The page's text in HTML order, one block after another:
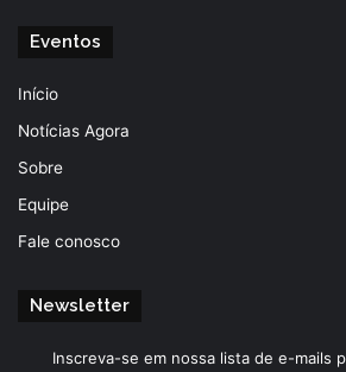
Eventos
Início
Notícias Agora
Sobre
Equipe
Fale conosco
Newsletter
Inscreva-se em nossa lista de e-mails